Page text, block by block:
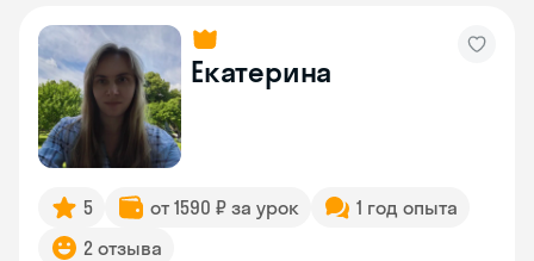
Екатерина
5 от 1590 ₽ за урок
1 год опыта
2 отзыва